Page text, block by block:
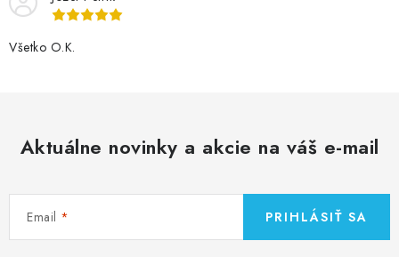
Všetko O.K.
Aktuálne novinky a akcie na váš e-mail
Email PRIHLÁSIŤ SA